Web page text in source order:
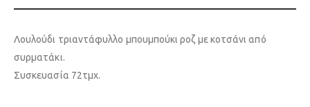
Λουλούδι τριαντάφυλλο μπουμπούκι ροζ με κοτσάνι από
συρματάκι.
Συσκευασία 72τμχ.